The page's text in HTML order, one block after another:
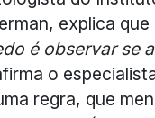
explica
é observar se
o
regra, que